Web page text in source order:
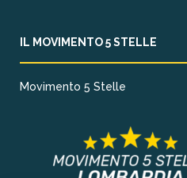
IL MOVIMENTO 5 STELLE
Movimento 5 Stelle